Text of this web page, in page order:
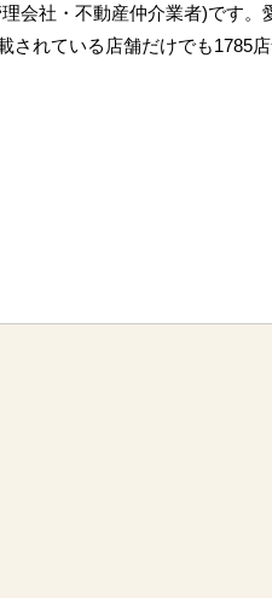
会社・不動産仲介業者)です。
されている店舗だけでも1785